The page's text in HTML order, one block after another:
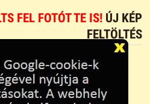
FEL FOTÓT TE IS! ÚJ KÉP
FELTÖLTÉS